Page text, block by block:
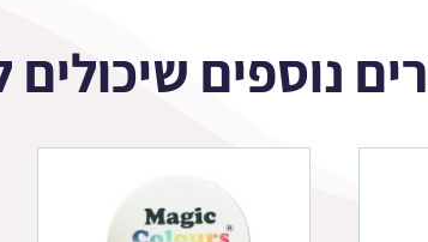
נוספים